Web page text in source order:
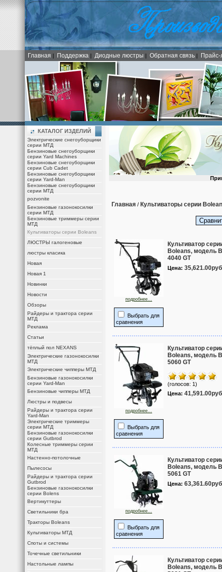
Главная | Поддержка | Диодные люстры | Обратная связь | Прайс-
КАТАЛОГ ИЗДЕЛИЙ
Электрические снегоуборщики
серии МТД
Бензиновые снегоуборщики
серии Yard Machines
Бензиновые снегоуборщики
серии Cub Cadet
Бензиновые снегоуборщики
серии Yard-Man
Бензиновые снегоуборщики
серии МТД
pozvonite
Бензиновые газонокосилки
серии МТД
Бензиновые триммеры серии
МТД
Культиваторы серии Boleans
ЛЮСТРЫ галогеновые
люстры класика
Новая
Новая 1
Новинки
Новости
Обзоры
Райдеры и трактора серии
МТД
Реклама
Статьи
тёплый пол NEXANS
Электрические газонокосилки
МТД
Электрические чипперы МТД
Бензиновые газонокосилки
серии Yard-Man
Бензиновые чипперы МТД
Люстры и подвесы
Райдеры и трактора серии
Yard-Man
Электрические триммеры
серии МТД
Бензиновые газонокосилки
серии Gutbrod
Колесные триммеры серии
МТД
Настенно-потолочные
Пылесосы
Райдеры и трактора серии
Gutbrod
Бензиновые газонокосилки
серии Bolens
Вертикуттеры
Светильники бра
Тракторы Boleans
Культиваторы МТД
Споты и системы
Точечные светильники
Настольные лампы
Главная / Культиваторы серии
подробнее...
Выбрать для
сравнения
Культиватор
Boleans, модель
4040 GT
Цена:
подробнее...
Выбрать для
сравнения
Культиватор
Boleans, модель
5060 GT
(голосов: 1)
Цена:
подробнее...
Выбрать для
сравнения
Культиватор
Boleans, модель
5061 GT
Цена:
Культиватор
Boleans, модель